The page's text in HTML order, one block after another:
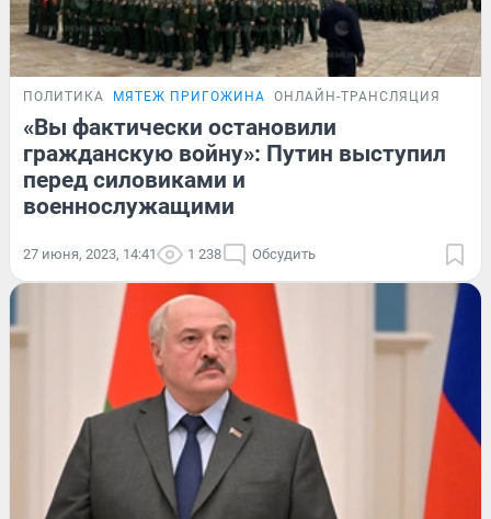
ПОЛИТИКА МЯТЕЖ ПРИГОЖИНА ОНЛАЙН-ТРАНСЛЯЦИЯ
«Вы фактически остановили
гражданскую войну»: Путин выступил
перед силовиками и
военнослужащими
27 июня, 2023, 14:41 1 238 Обсудить